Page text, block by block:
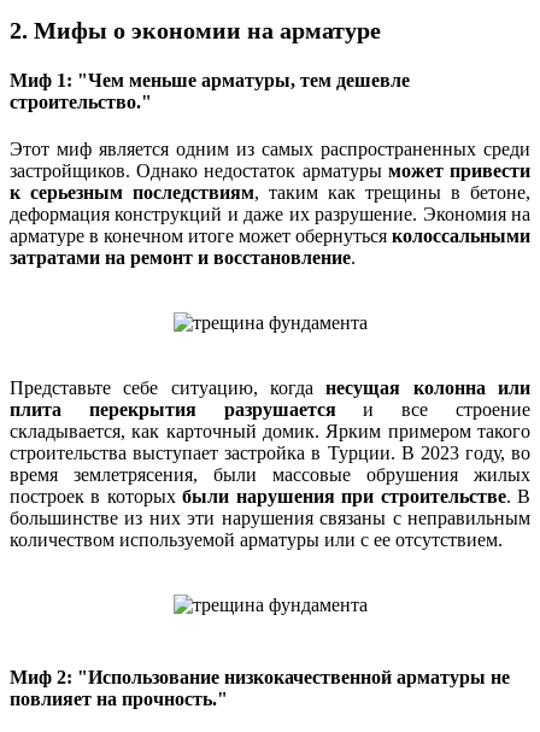
2. Мифы о экономии на арматуре
Миф 1: "Чем меньше арматуры, тем дешевле
строительство."
Этот миф является одним из самых распространенных среди
застройщиков. Однако недостаток арматуры может привести
к серьезным последствиям, таким как трещины в бетоне,
деформация конструкций и даже их разрушение. Экономия на
арматуре в конечном итоге может обернуться колоссальными
затратами на ремонт и восстановление.
Представьте себе ситуацию, когданесущая колонна или
плита перекрытия разрушаетсяи все строение
складывается, как карточный домик. Ярким примером такого
строительства выступает застройка в Турции. В 2023 году, во
время землетрясения, были массовые обрушения жилых
построек в которыхбыли нарушения при строительстве. В
большинстве из них эти нарушения связаны с неправильным
количеством используемой арматуры или с ее отсутствием.
Миф 2: "Использование низкокачественной арматуры не
повлияет на прочность."